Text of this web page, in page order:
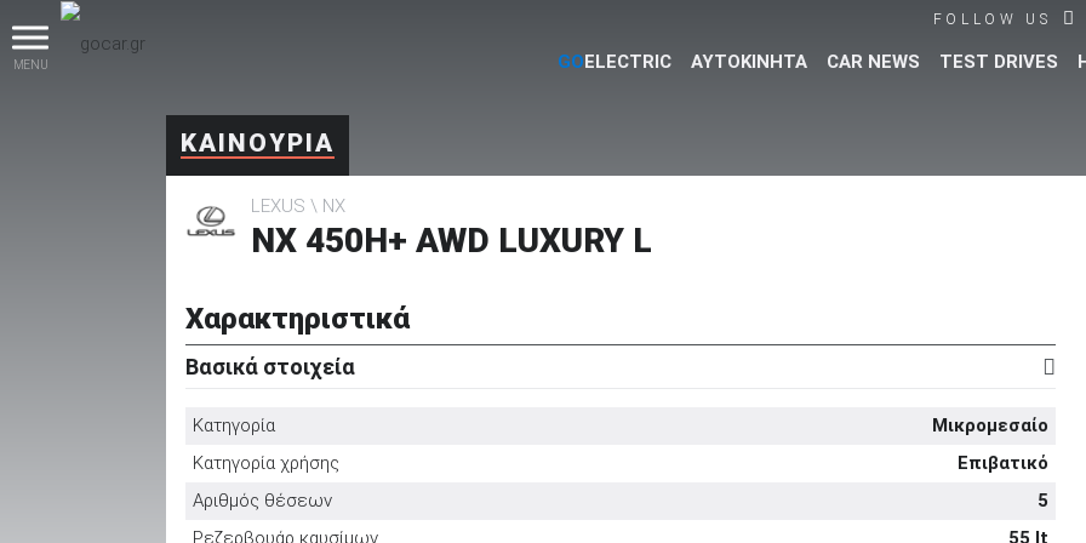
MENU
FOLLOW US
GOELECTRIC ΑΥΤΟΚΙΝΗΤΑ CAR NEWS TEST DRIVES
βρες το!
ΚΑΙΝΟΥΡΙΑ
LEXUS NX
NX 450H+ AWD LUXURY L
Χαρακτηριστικά
Βασικά στοιχεία
Κατηγορία
Μικρομεσαίο
Κατηγορία χρήσης
Επιβατικό
Αριθμός θέσεων
5
Ρεζερβουάρ καυσίμων
55 lt